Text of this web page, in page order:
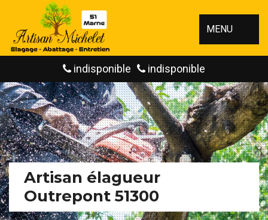
MENU
indisponible indisponible
Artisan élagueur
Outrepont 51300